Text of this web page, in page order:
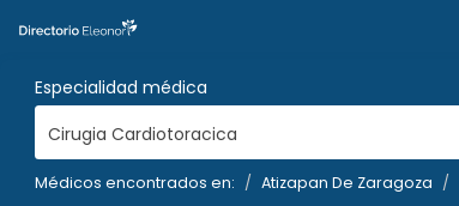
Especialidad médica
Cirugia Cardiotoracica
Médicos encontrados en: Atizapan De Zaragoza